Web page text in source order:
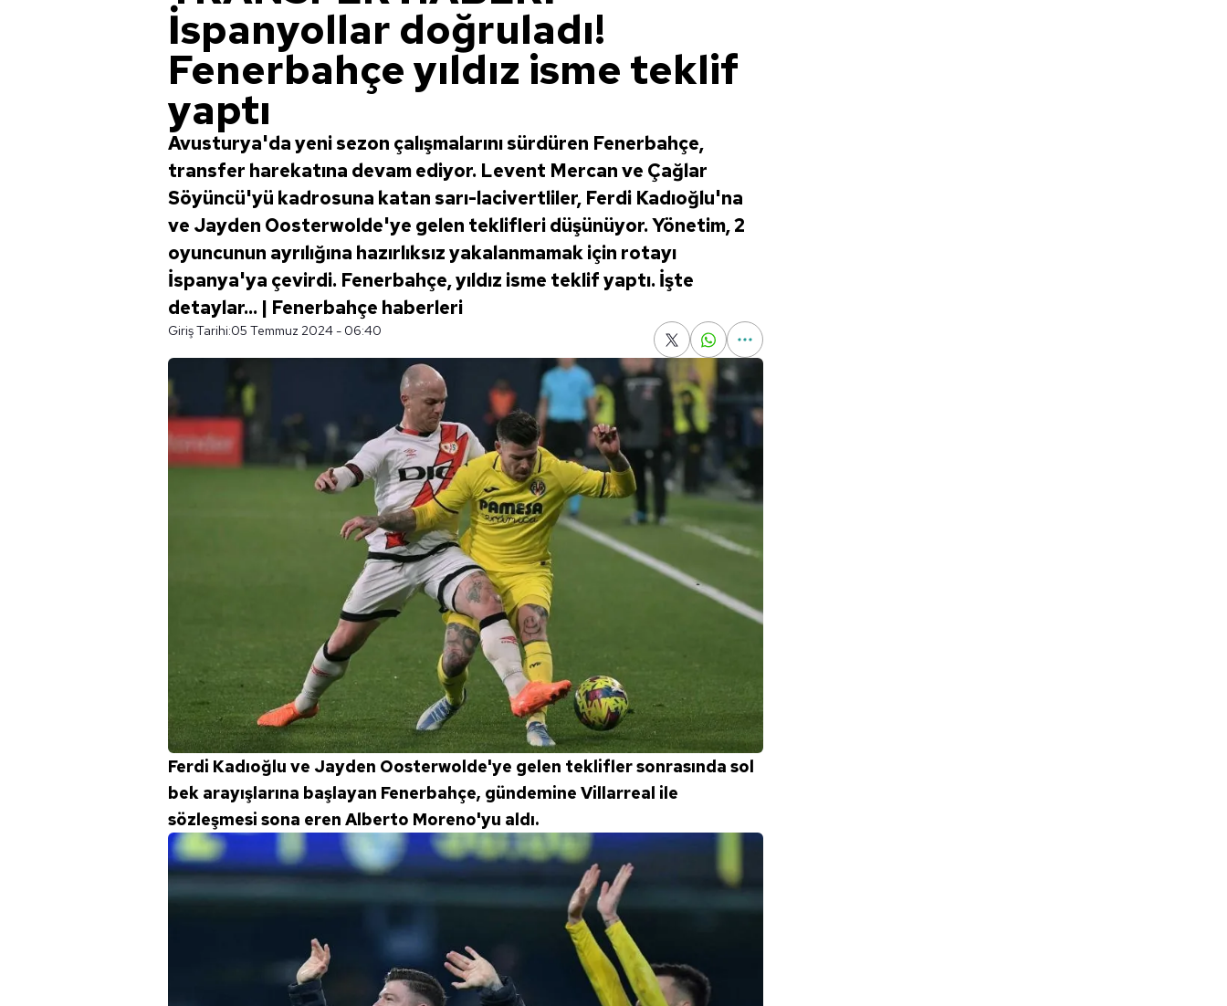
İspanyollar doğruladı!
Fenerbahçe yıldız isme teklif
yaptı
Avusturya'da yeni sezon çalışmalarını sürdüren Fenerbahçe,
transfer harekatına devam ediyor. Levent Mercan ve Çağlar
Söyüncü'yü kadrosuna katan sarı-lacivertliler, Ferdi Kadıoğlu'na
ve Jayden Oosterwolde'ye gelen teklifleri düşünüyor. Yönetim, 2
oyuncunun ayrılığına hazırlıksız yakalanmamak için rotayı
İspanya'ya çevirdi. Fenerbahçe, yıldız isme teklif yaptı. İşte
detaylar... | Fenerbahçe haberleri
Giriş Tarihi:05 Temmuz 2024 - 06:40
Ferdi Kadıoğlu ve Jayden Oosterwolde'ye gelen teklifler sonrasında sol
bek arayışlarına başlayan Fenerbahçe, gündemine Villarreal ile
sözleşmesi sona eren Alberto Moreno'yu aldı.